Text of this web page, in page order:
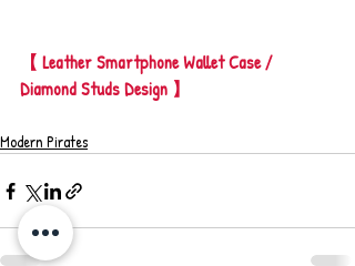
【 Leather Smartphone Wallet Case /
Diamond Studs Design 】
Modern Pirates